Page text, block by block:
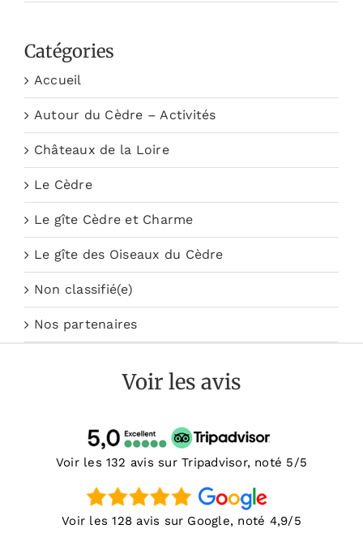
Catégories
Accueil
Autour du Cèdre – Activités
Châteaux de la Loire
Le Cèdre
Le gîte Cèdre et Charme
Le gîte des Oiseaux du Cèdre
Non classifié(e)
Nos partenaires
Voir les avis
Voir les 132 avis sur Tripadvisor, noté 5/5
Voir les 128 avis sur Google, noté 4,9/5